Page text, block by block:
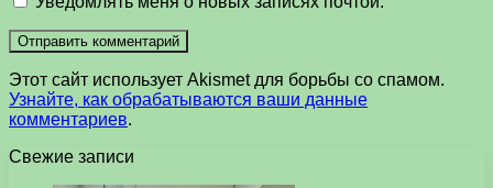
Этот сайт использует Akismet для борьбы со спамом.
Узнайте, как обрабатываются ваши данные
комментариев.
Свежие записи